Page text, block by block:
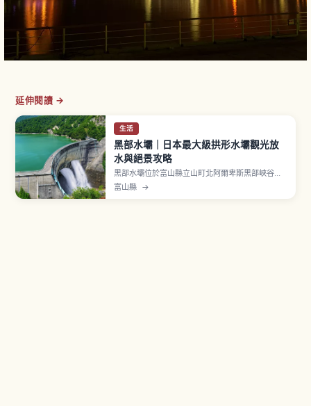
延伸閱讀 →
生活
黑部水壩｜日本最大級拱形水壩觀光放
水與絕景攻略
黑部水壩位於富山縣立山町北阿爾卑斯黑部峽谷，
海拔約1,454公尺。堤高186公尺、壩頂長度492
富山縣 →